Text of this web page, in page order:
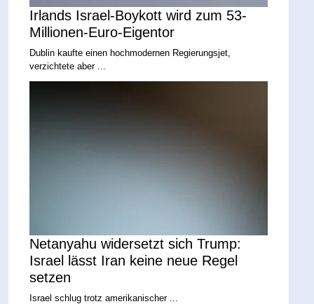
Irlands Israel-Boykott wird zum 53-
Millionen-Euro-Eigentor
Dublin kaufte einen hochmodernen Regierungsjet,
verzichtete aber ...
Netanyahu widersetzt sich Trump:
Israel lässt Iran keine neue Regel
setzen
Israel schlug trotz amerikanischer ...